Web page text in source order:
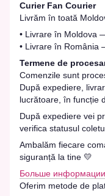
Curier Fan Courier
Livrăm în toată
• Livrare în Moldova
• Livrare în România
Termene de
Comenzile sunt
După expediere,
lucrătoare, în funcție
După expediere vei
verifica statusul
Ambalăm fiecare
siguranță la tine 💛
Больше информации
Oferim metode de